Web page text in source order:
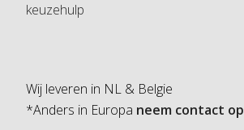
keuzehulp
Wij leveren in NL & Belgie
*Anders in Europa neem contact op